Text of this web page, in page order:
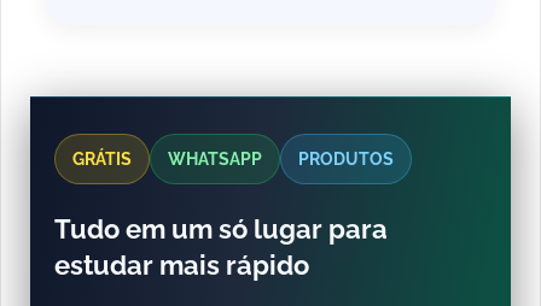
GRÁTIS WHATSAPP PRODUTOS
Tudo em um só lugar para
estudar mais rápido